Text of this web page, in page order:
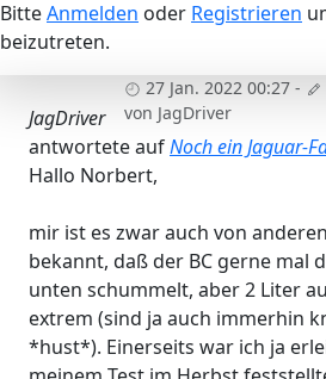
BitteAnmelden oder Registrieren
beizutreten.
27 Jan. 2022 00:27 -
von JagDriver
JagDriver
antwortete aufNoch ein Jaguar-
Hallo Norbert,
mir ist es zwar auch von
bekannt, daß der BC gerne mal
unten schummelt, aber 2 Liter
extrem (sind ja auch immerhin
*hust*). Einerseits war ich ja